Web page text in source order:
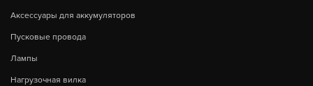
Аксессуары для аккумуляторов
Пусковые провода
Лампы
Нагрузочная вилка